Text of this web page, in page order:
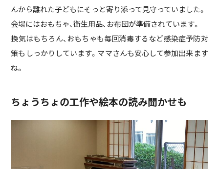
んから離れた子どもにそっと寄り添って見守っていました。
会場にはおもちゃ、衛生用品、お布団が準備されています。
換気はもちろん、おもちゃも毎回消毒するなど感染症予防対
策もしっかりしています。ママさんも安心して参加出来ます
ね。
ちょうちょの工作や絵本の読み聞かせも